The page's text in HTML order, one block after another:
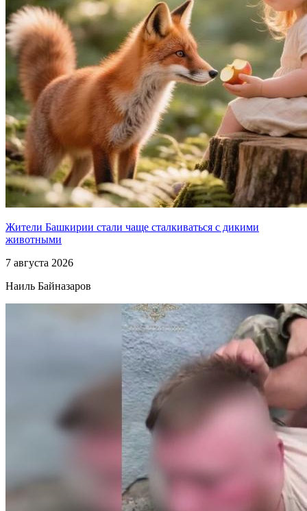
Жители Башкирии стали чаще сталкиваться с дикими
животными
7 августа 2026
Наиль Байназаров